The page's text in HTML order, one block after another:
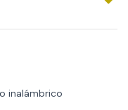
inalámbrico